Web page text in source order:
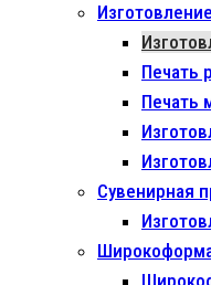
Печать
Печать
Сувенирная